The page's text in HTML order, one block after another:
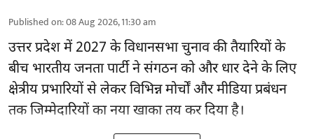
Published on:08 Aug 2026, 11:30 am
उत्तर प्रदेश में 2027 के विधानसभा चुनाव की तैयारियों के
बीच भारतीय जनता पार्टी ने संगठन को और धार देने के लिए
क्षेत्रीय प्रभारियों से लेकर विभिन्न मोर्चों और मीडिया प्रबंधन
तक जिम्मेदारियों का नया खाका तय कर दिया है।